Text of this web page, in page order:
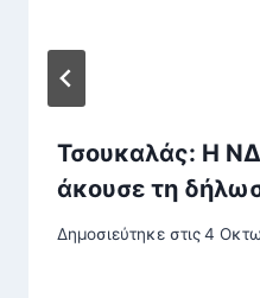
Τσουκαλάς: Η
άκουσε τη
Δημοσιεύτηκε στις4